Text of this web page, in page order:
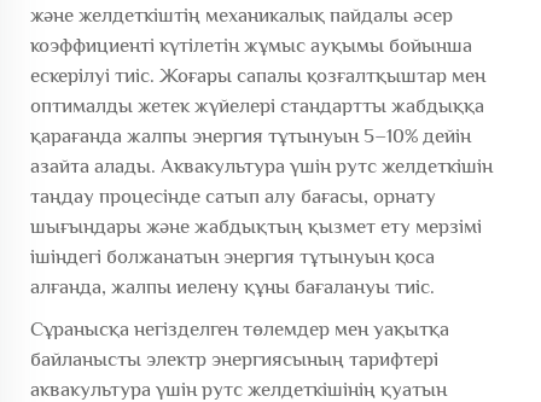
және желдеткіштің механикалық пайдалы әсер
коэффициенті күтілетін жұмыс ауқымы бойынша
ескерілуі тиіс. Жоғары сапалы қозғалтқыштар мен
оптималды жетек жүйелері стандартты жабдыққа
қарағанда жалпы энергия тұтынуын 5–10% дейін
азайта алады. Аквакультура үшін рутс желдеткішін
таңдау процесінде сатып алу бағасы, орнату
шығындары және жабдықтың қызмет ету мерзімі
ішіндегі болжанатын энергия тұтынуын қоса
алғанда, жалпы иелену құны бағалануы тиіс.
Сұранысқа негізделген төлемдер мен уақытқа
байланысты электр энергиясының тарифтері
аквакультура үшін рутс желдеткішінің қуатын